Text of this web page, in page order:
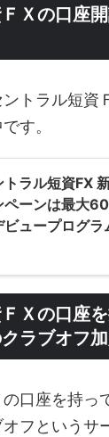
Ｘの口座
トラル短資
す。
トラル短資FX
ペーンは最大
ビュープログラ
Ｘの口座
ラブオフ
口座を持っ
フというサ